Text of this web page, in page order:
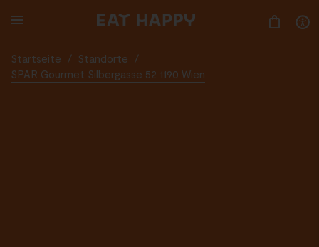
TO
Startseite / Standorte
/
SPAR Gourmet Silbergasse 52 1190 Wien